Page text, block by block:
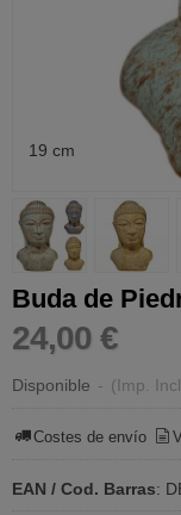
19 cm
Buda de
24,00 €
Disponible - (Imp.
Costes de envío
EAN / Cod. Barras: